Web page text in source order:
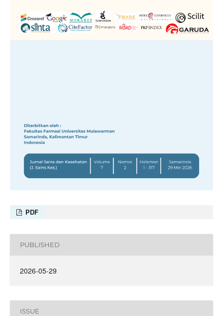
PDF
PUBLISHED
2026-05-29
ISSUE